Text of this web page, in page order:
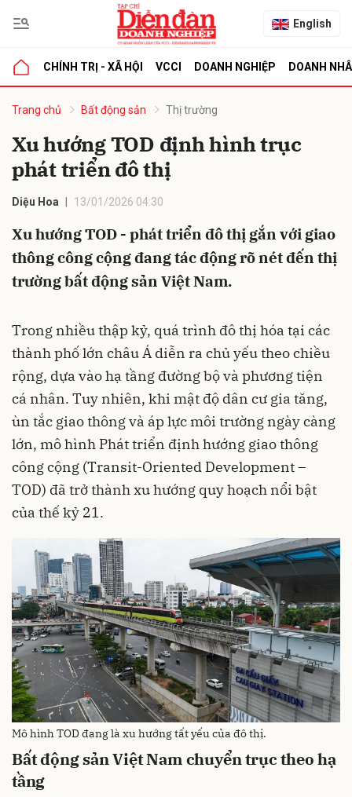
English
CHÍNH TRỊ - XÃ HỘI VCCI DOANH NGHIỆP DOANH
Trang chủ Bất động sản Thị trường
Xu hướng TOD định hình trục
phát triển đô thị
Diệu Hoa 13/01/2026 04:30
Xu hướng TOD - phát triển đô thị gắn với giao
thông công cộng đang tác động rõ nét đến thị
trường bất động sản Việt Nam.
Trong nhiều thập kỷ, quá trình đô thị hóa tại các
thành phố lớn châu Á diễn ra chủ yếu theo chiều
rộng, dựa vào hạ tầng đường bộ và phương tiện
cá nhân. Tuy nhiên, khi mật độ dân cư gia tăng,
ùn tắc giao thông và áp lực môi trường ngày càng
lớn, mô hình Phát triển định hướng giao thông
công cộng (Transit-Oriented Development –
TOD) đã trở thành xu hướng quy hoạch nổi bật
của thế kỷ 21.
Mô hình TOD đang là xu hướng tất yếu của đô thị.
Bất động sản Việt Nam chuyển trục theo hạ
tầng
luận
Hủy